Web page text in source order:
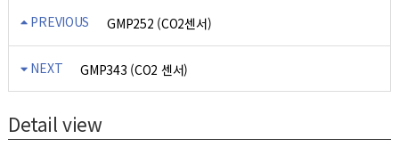
PREVIOUS GMP252 (CO2센서)
NEXT GMP343 (CO2 센서)
Detail view